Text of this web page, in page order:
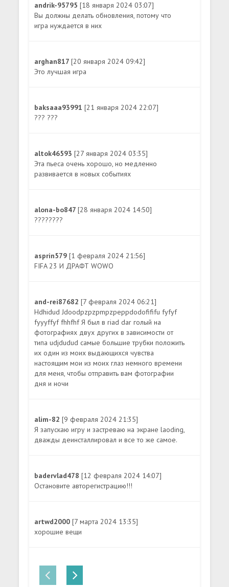
andrik-95795[18 января 2024 03:07]
Вы должны делать обновления, потому что
игра нуждается в них
arghan817[20 января 2024 09:42]
Это лучшая игра
baksaaa93991[21 января 2024 22:07]
??? ???
altok46593[27 января 2024 03:35]
Эта пьеса очень хорошо, но медленно
развивается в новых событиях
alona-bo847[28 января 2024 14:50]
????????
asprin579[1 февраля 2024 21:56]
FIFA 23 И ДРАФТ WOWO
and-rei87682[7 февраля 2024 06:21]
Hdhidud Jdoodpzpzpmpzpeppdodofififu fyfyf
fyyyffyf fhhfhf Я был в riad dar голый на
фотографиях двух других в зависимости от
типа udjdudud самые большие трубки положить
их один из моих выдающихся чувства
настоящим мои из моих глаз немного времени
для меня, чтобы отправить вам фотографии
дня и ночи
alim-82[9 февраля 2024 21:35]
Я запускаю игру и застреваю на экране laoding,
дважды деинсталлировал и все то же самое.
badervlad478[12 февраля 2024 14:07]
Остановите авторегистрацию!!!
artwd2000[7 марта 2024 13:35]
хорошие вещи